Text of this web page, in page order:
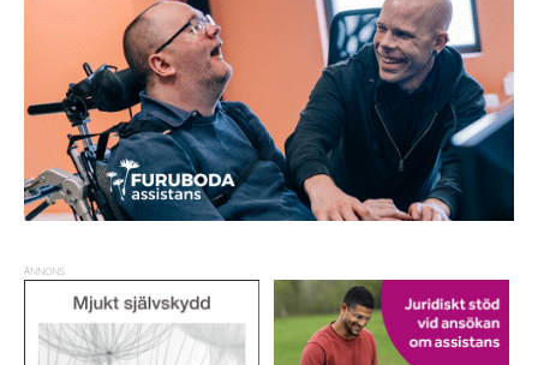
ANNONS